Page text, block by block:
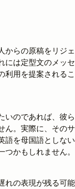
からの原稿をリジ
には定型文のメッ
利用を提案される
いのであれば、彼
ん。実際に、その
語を母国語としな
かもしれません。
れの表現が残る可